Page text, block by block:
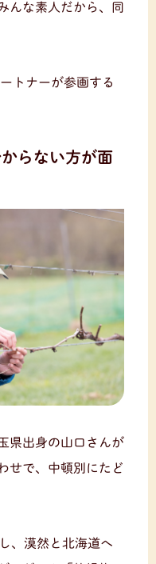
んな素人だから、同
トナーが参画する
らない方が面
県出身の山口さんが
せで、中頓別にたど
、漠然と北海道へ